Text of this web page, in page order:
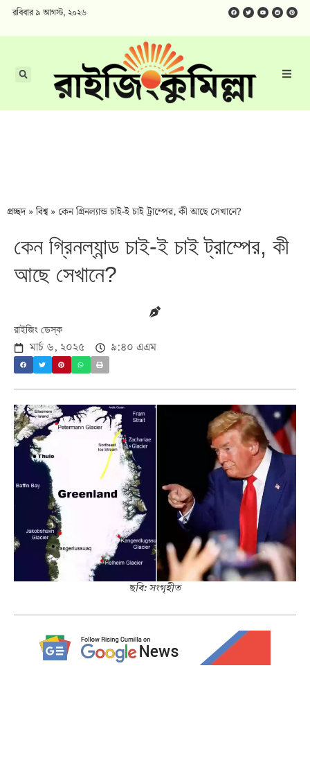
রবিবার ৯ আগস্ট, ২০২৬
প্রচ্ছদ»বিশ্ব» কেন গ্রিনল্যান্ড চাই-ই চাই ট্রাম্পের, কী আছে সেখানে?
কেন গ্রিনল্যান্ড চাই-ই চাই ট্রাম্পের, কী
আছে সেখানে?
রাইজিং ডেস্ক
মার্চ ৬, ২০২৫ ৯:৪০ এএম
ছবি: সংগৃহীত